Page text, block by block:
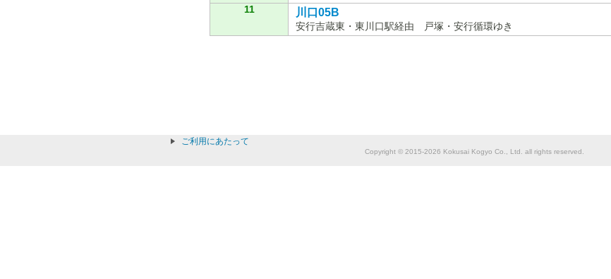
11
川口05B
安行吉蔵東・東川口駅経由 戸塚・安行循環ゆき
ご利用にあたって
Copyright © 2015-2026 Kokusai Kogyo Co., Ltd. all rights reserved.